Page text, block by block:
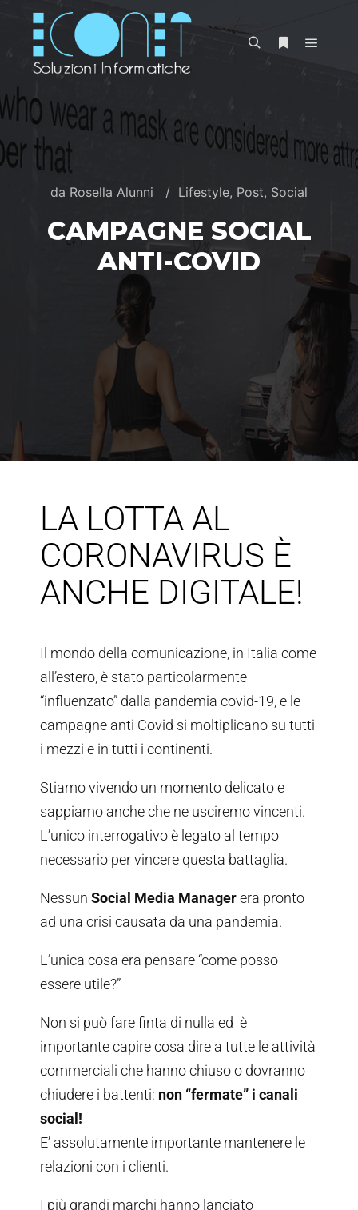
da Rosella Alunni Lifestyle, Post, Social
CAMPAGNE SOCIAL
ANTI-COVID
LA LOTTA AL
CORONAVIRUS È
ANCHE DIGITALE!
Il mondo della comunicazione, in Italia come
all’estero, è stato particolarmente
“influenzato” dalla pandemia covid-19, e le
campagne anti Covid si moltiplicano su tutti
i mezzi e in tutti i continenti.
Stiamo vivendo un momento delicato e
sappiamo anche che ne usciremo vincenti.
L’unico interrogativo è legato al tempo
necessario per vincere questa battaglia.
Nessun Social Media Managerera pronto
ad una crisi causata da una pandemia.
L’unica cosa era pensare “come posso
essere utile?”
Non si può fare finta di nulla ed è
importante capire cosa dire a tutte le attività
commerciali che hanno chiuso o dovranno
chiudere i battenti: non “fermate” i canali
social!
E’ assolutamente importante mantenere le
relazioni con i clienti.
I più grandi marchi hanno lanciato